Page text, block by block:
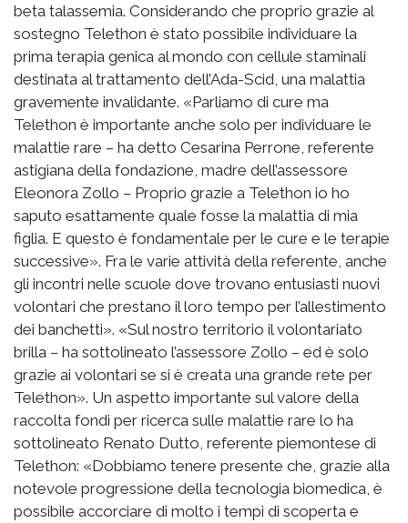
beta talassemia. Considerando che proprio grazie al
sostegno Telethon è stato possibile individuare la
prima terapia genica al mondo con cellule staminali
destinata al trattamento dell’Ada-Scid, una malattia
gravemente invalidante. «Parliamo di cure ma
Telethon è importante anche solo per individuare le
malattie rare – ha detto Cesarina Perrone, referente
astigiana della fondazione, madre dell’assessore
Eleonora Zollo – Proprio grazie a Telethon io ho
saputo esattamente quale fosse la malattia di mia
figlia. E questo è fondamentale per le cure e le terapie
successive». Fra le varie attività della referente, anche
gli incontri nelle scuole dove trovano entusiasti nuovi
volontari che prestano il loro tempo per l’allestimento
dei banchetti». «Sul nostro territorio il volontariato
brilla – ha sottolineato l’assessore Zollo – ed è solo
grazie ai volontari se si è creata una grande rete per
Telethon». Un aspetto importante sul valore della
raccolta fondi per ricerca sulle malattie rare lo ha
sottolineato Renato Dutto, referente piemontese di
Telethon: «Dobbiamo tenere presente che, grazie alla
notevole progressione della tecnologia biomedica, è
possibile accorciare di molto i tempi di scoperta e